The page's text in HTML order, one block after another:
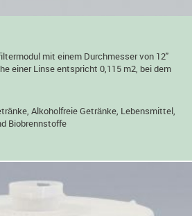
mit einem Durchmesser von 12"
einer Linse entspricht 0,115 m2, bei dem
Alkoholfreie Getränke, Lebensmittel,
Biobrennstoffe